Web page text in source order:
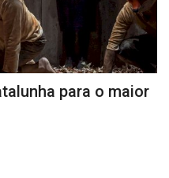
para o maior